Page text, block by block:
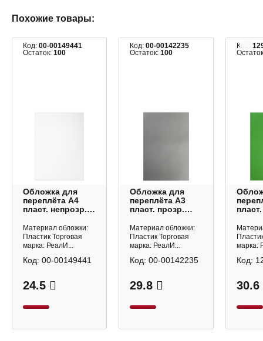
Похожие товары:
Код: 00-00149441
Остаток: 100
Обложка для
переплёта А4
пласт. непрозр.
(1шт)
Материал обложки:
Пластик Торговая
марка: РеалИ...
24.5
Код: 00-00149441
Код: 00-00142235
Остаток: 100
Обложка для
переплёта А3
пласт. прозр.
0,18мм (1шт)
Материал обложки:
Пластик Торговая
марка: РеалИ...
29.8
Код: 00-00142235
Код:
(1шт)
марка:
30.6
Код: